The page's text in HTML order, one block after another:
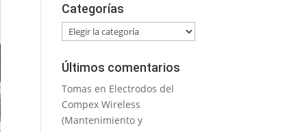
Categorías
Categorías
Últimos comentarios
Tomas en Electrodos del
Compex Wireless
(Mantenimiento y